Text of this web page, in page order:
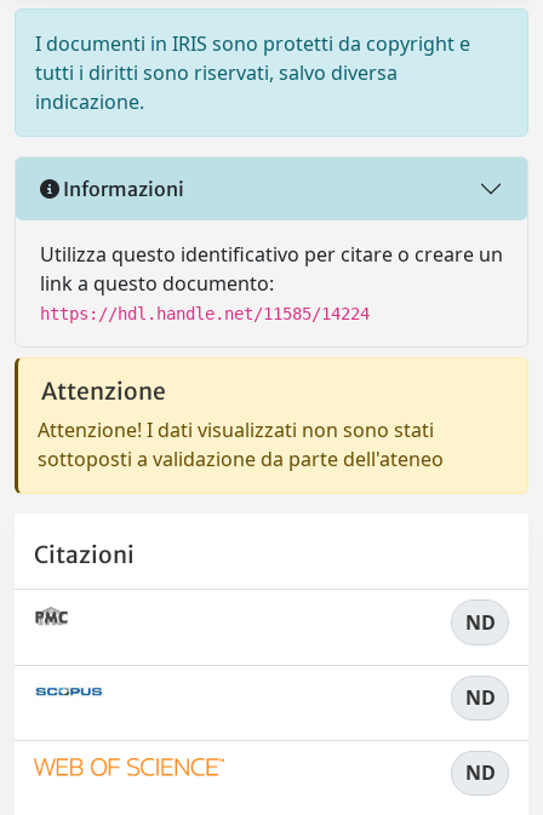
I documenti in IRIS sono protetti da copyright e
tutti i diritti sono riservati, salvo diversa
indicazione.
Informazioni
Utilizza questo identificativo per citare o creare un
link a questo documento:
https://hdl.handle.net/11585/14224
Attenzione
Attenzione! I dati visualizzati non sono stati
sottoposti a validazione da parte dell'ateneo
Citazioni
ND
ND
ND